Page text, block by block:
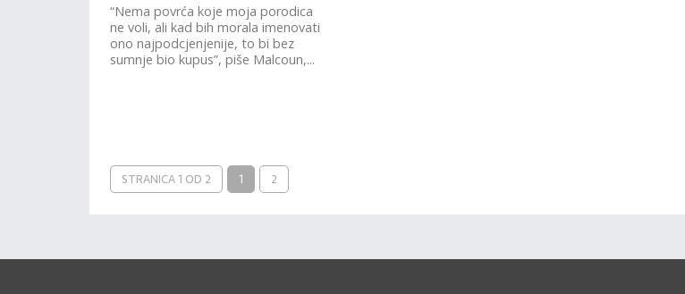
“Nema povrća koje moja porodica
ne voli, ali kad bih morala imenovati
ono najpodcjenjenije, to bi bez
sumnje bio kupus”, piše Malcoun,...
STRANICA 1 OD 2 1 2